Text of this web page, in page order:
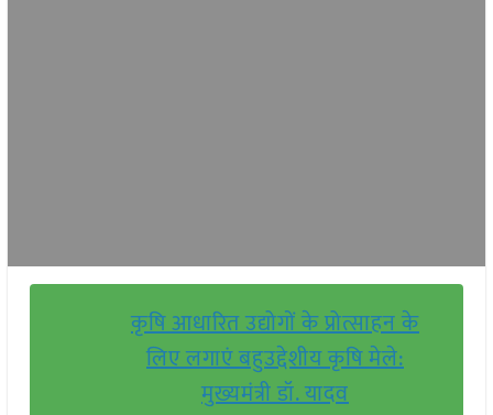
कृषि आधारित उद्योगों के प्रोत्साहन के
लिए लगाएं बहुउद्देशीय कृषि मेले:
मुख्यमंत्री डॉ. यादव